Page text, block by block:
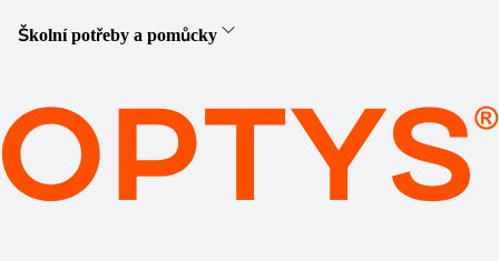
Školní potřeby a pomůcky